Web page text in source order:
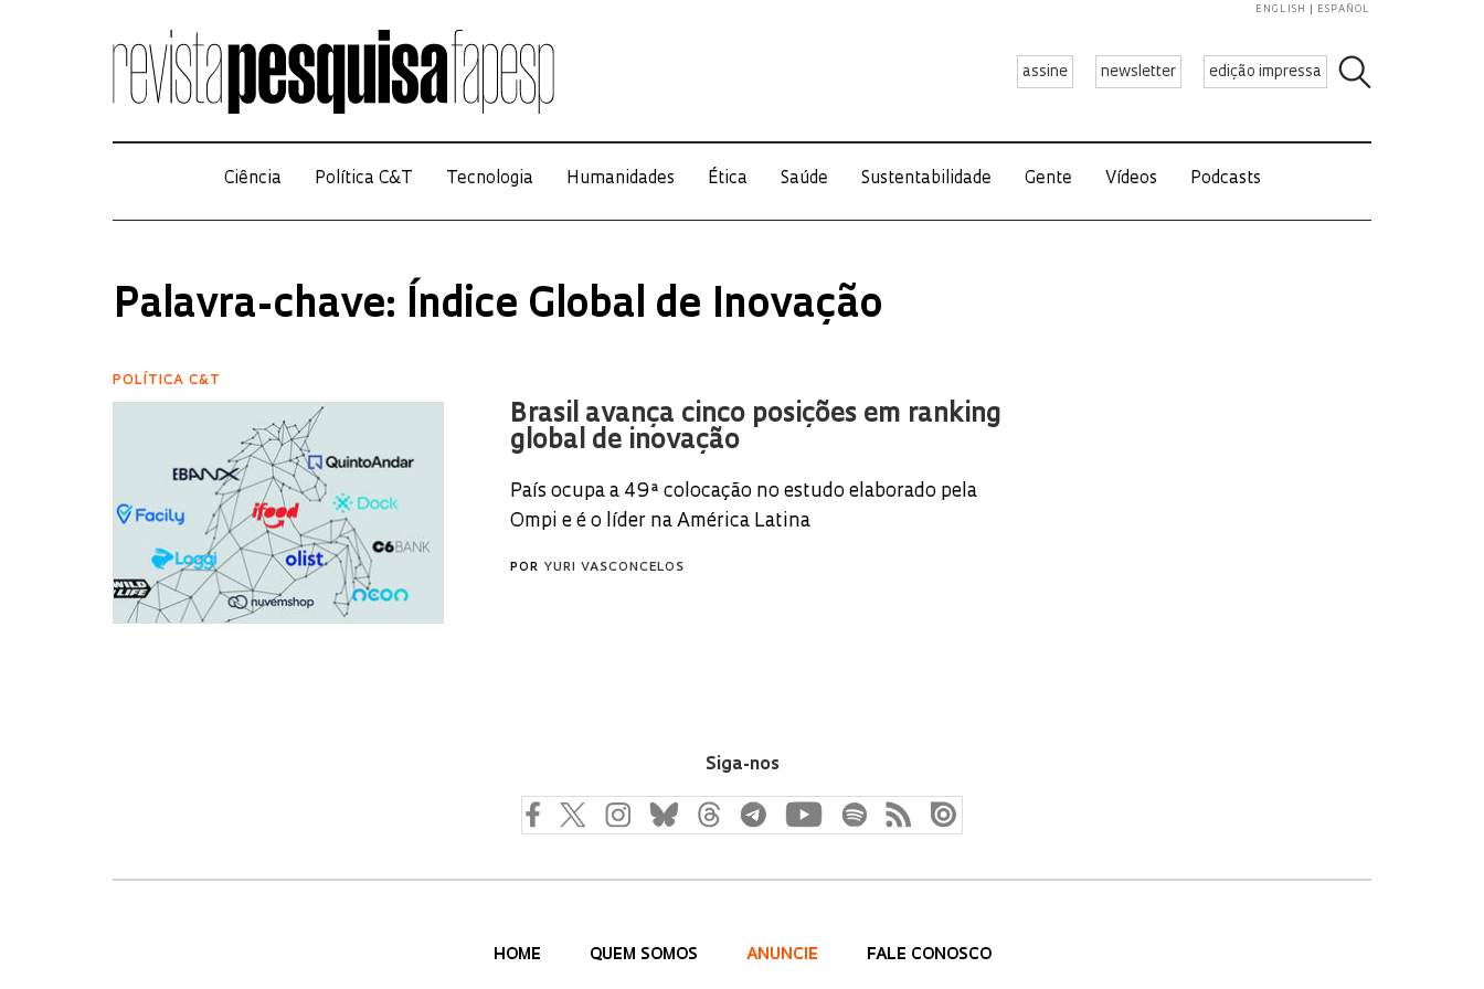
assine newsletter edição impressa
ENGLISH ESPAÑOL
Ciência Política C&T Tecnologia Humanidades Ética Saúde Sustentabilidade Gente Vídeos Podcasts
Palavra-chave: Índice Global de Inovação
POLÍTICA C&T
Brasil avança cinco posições em ranking
global de inovação
País ocupa a 49ª colocação no estudo elaborado pela
Ompi e é o líder na América Latina
POR YURI VASCONCELOS
Siga-nos
HOME QUEM SOMOS ANUNCIE FALE CONOSCO